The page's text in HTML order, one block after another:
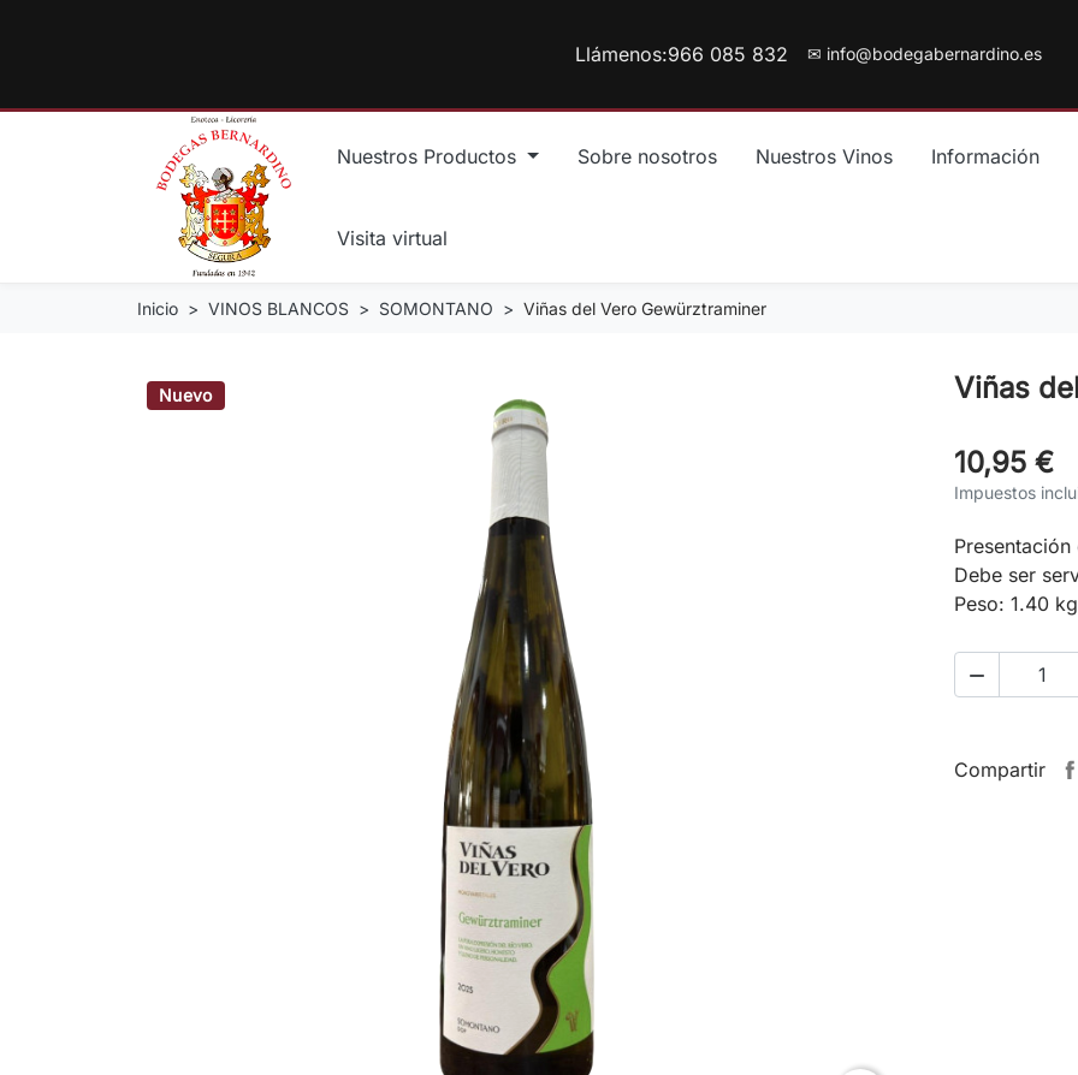
Llámenos:966 085 832 ✉ info@bodegabernardino.es
Nuestros Productos Sobre nosotros Nuestros Vinos Información
Visita virtual
Inicio VINOS BLANCOS SOMONTANO Viñas del Vero Gewürztraminer
Nuevo Viñas
10,95 €
Impuestos
Debe ser
Peso: 1.40

Compartir